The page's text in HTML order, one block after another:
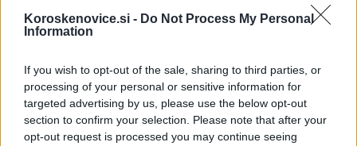
Koroskenovice.si - Do Not Process My Personal
Information
If you wish to opt-out of the sale, sharing to third parties, or
processing of your personal or sensitive information for
targeted advertising by us, please use the below opt-out
section to confirm your selection. Please note that after your
opt-out request is processed you may continue seeing
posameznik kazensko odgovoren za javno spodbujanje
odstranjeni. Pravila komentiranja →
Failed to fetch